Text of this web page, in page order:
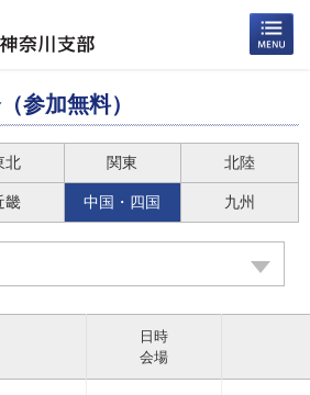
参加無料）
北 関東 北陸
畿 中国・四国 九州
日時
会場